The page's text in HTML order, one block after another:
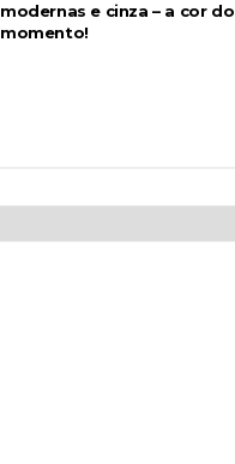
modernas e cinza – a cor do
momento!